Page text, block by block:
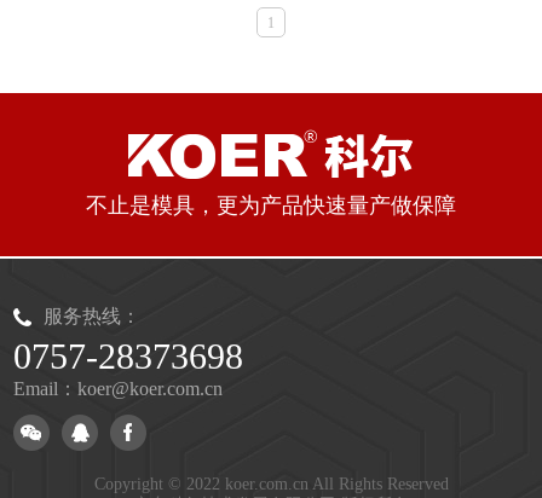
1
不止是模具，更为产品快速量产做保障
服务热线：
0757-28373698
Email：koer@koer.com.cn
Copyright © 2022 koer.com.cn All Rights Reserved